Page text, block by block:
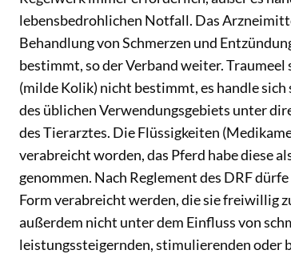
lebensbedrohlichen Notfall. Das
Behandlung von Schmerzen und
bestimmt, so der Verband weiter.
(milde Kolik) nicht bestimmt, es handle
des üblichen Verwendungsgebiets unter
des Tierarztes. Die Flüssigkeiten
verabreicht worden, das Pferd habe diese
genommen. Nach Reglement des DRF
Form verabreicht werden, die sie freiwillig
außerdem nicht unter dem Einfluss von
leistungssteigernden, stimulierenden oder